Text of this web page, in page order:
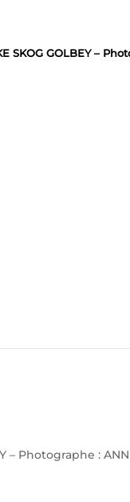
SKOG GOLBEY –
– Photographe :